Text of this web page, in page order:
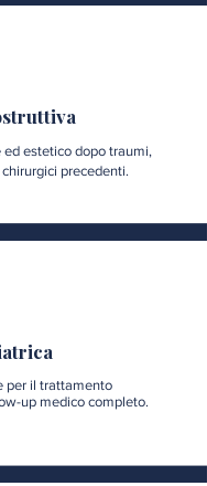
estetico dopo traumi,
precedenti.
per il trattamento
up medico completo.